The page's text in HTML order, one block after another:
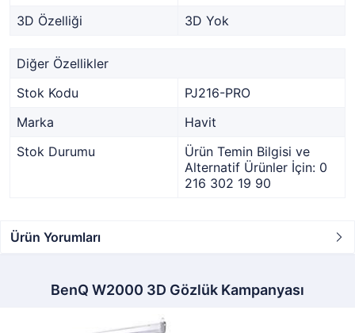
3D Özelliği
3D Yok
Diğer Özellikler
Stok Kodu
PJ216-PRO
Marka
Havit
Stok Durumu
Ürün Temin Bilgisi ve
Alternatif Ürünler İçin: 0
216 302 19 90
Ürün Yorumları
BenQ W2000 3D Gözlük Kampanyası